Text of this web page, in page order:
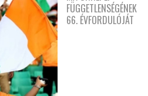
FÜGGETLENSÉGÉNEK
66. ÉVFORDULÓJÁT